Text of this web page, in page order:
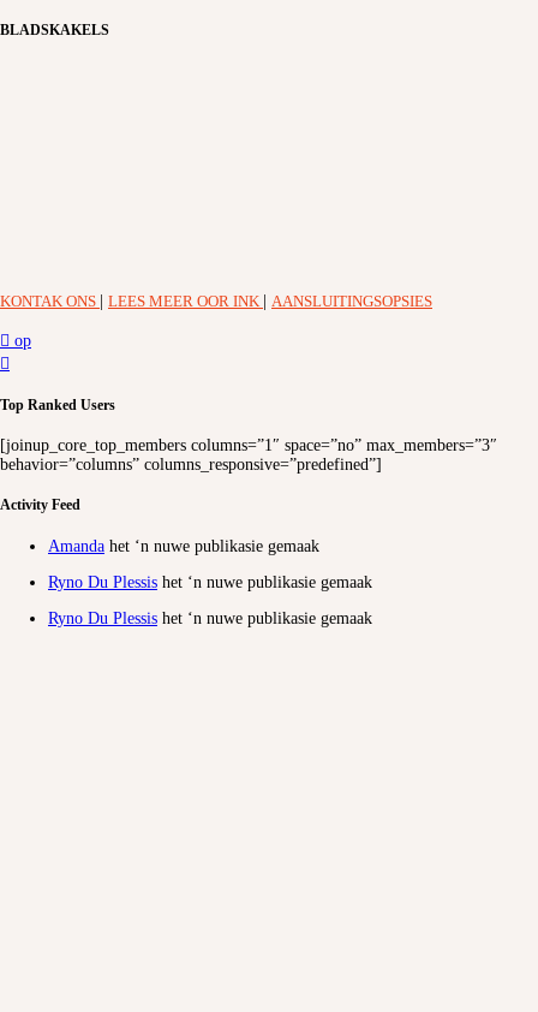
BLADSKAKELS
KONTAK ONS LEES MEER OOR INK AANSLUITINGSOPSIES
op
Top Ranked Users
[joinup_core_top_members columns=”1″ space=”no” max_members=”3″
behavior=”columns” columns_responsive=”predefined”]
Activity Feed
Amanda het ‘n nuwe publikasie gemaak
Ryno Du Plessis het ‘n nuwe publikasie gemaak
Ryno Du Plessis het ‘n nuwe publikasie gemaak